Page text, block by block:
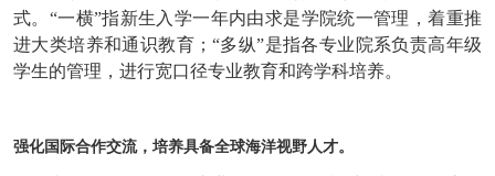
式。“一横”指新生入学一年内由求是学院统一管理，着重推
进大类培养和通识教育；“多纵”是指各专业院系负责高年级
学生的管理，进行宽口径专业教育和跨学科培养。
强化国际合作交流，培养具备全球海洋视野人才。